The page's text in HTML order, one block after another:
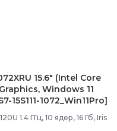
15.6" (Intel Core
Windows 11
15S111-1072_Win11Pro]
1.4 ГГц, 10 ядер, 16 Гб, Iris